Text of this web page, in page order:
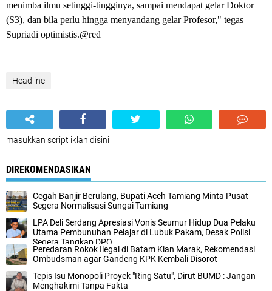
menimba ilmu setinggi-tingginya, sampai mendapat gelar Doktor
(S3), dan bila perlu hingga menyandang gelar Profesor," tegas
Supriadi optimistis.@red
Headline
masukkan script iklan disini
DIREKOMENDASIKAN
Cegah Banjir Berulang, Bupati Aceh Tamiang Minta Pusat
Segera Normalisasi Sungai Tamiang
LPA Deli Serdang Apresiasi Vonis Seumur Hidup Dua Pelaku
Utama Pembunuhan Pelajar di Lubuk Pakam, Desak Polisi
Segera Tangkap DPO
Peredaran Rokok Ilegal di Batam Kian Marak, Rekomendasi
Ombudsman agar Gandeng KPK Kembali Disorot
Tepis Isu Monopoli Proyek "Ring Satu", Dirut BUMD : Jangan
Menghakimi Tanpa Fakta